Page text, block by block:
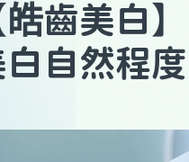
皓齒美白】
自然程